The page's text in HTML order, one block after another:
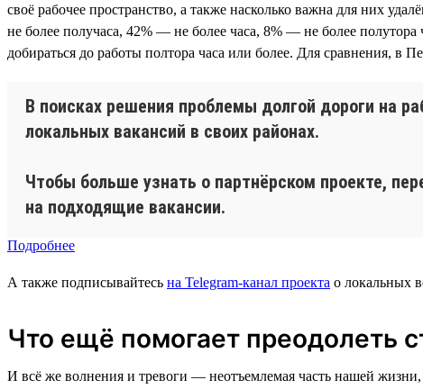
своё рабочее пространство, а также насколько важна для них
не более получаса, 42% — не более часа, 8% — не более
добираться до работы полтора часа или более. Для сравнения, в
В поисках решения проблемы долгой дороги на
локальных вакансий в своих районах.
Чтобы больше узнать о партнёрском проекте,
на подходящие вакансии.
Подробнее
А также подписывайтесь на Telegram-канал проекта о локальных
Что ещё помогает преодолеть
И всё же волнения и тревоги — неотъемлемая часть нашей